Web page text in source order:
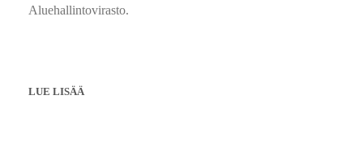
Aluehallintovirasto.
LUE LISÄÄ